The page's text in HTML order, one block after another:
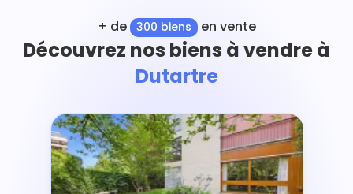
+ de 300 biens en vente
Découvrez nos biens à vendre à
Dutartre